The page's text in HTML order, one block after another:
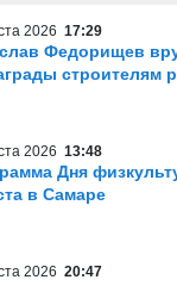
2026 17:29
Федорищев
строителям
2026 13:48
Дня
в Самаре
2026 20:47